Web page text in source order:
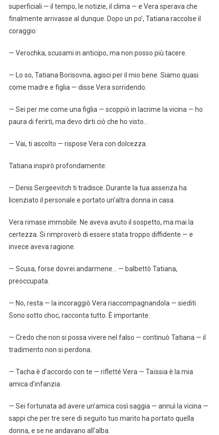
superficiali — il tempo, le notizie, il clima — e Vera sperava che
finalmente arrivasse al dunque. Dopo un po’, Tatiana raccolse il
coraggio:
— Verochka, scusami in anticipo, ma non posso più tacere.
— Lo so, Tatiana Borisovna, agisci per il mio bene. Siamo quasi
come madre e figlia — disse Vera sorridendo.
— Sei per me come una figlia — scoppiò in lacrime la vicina — ho
paura di ferirti, ma devo dirti ciò che ho visto…
— Vai, ti ascolto — rispose Vera con dolcezza.
Tatiana inspirò profondamente:
— Denis Sergeevitch ti tradisce. Durante la tua assenza ha
licenziato il personale e portato un’altra donna in casa.
Vera rimase immobile. Ne aveva avuto il sospetto, ma mai la
certezza. Si rimproverò di essere stata troppo diffidente — e
invece aveva ragione.
— Scusa, forse dovrei andarmene… — balbettò Tatiana,
preoccupata.
— No, resta — la incoraggiò Vera riaccompagnandola — siediti.
Sono sotto choc, racconta tutto. È importante.
— Credo che non si possa vivere nel falso — continuò Tatiana — il
tradimento non si perdona.
— Tacha è d’accordo con te — rifletté Vera — Taïssia è la mia
amica d’infanzia.
— Sei fortunata ad avere un’amica così saggia — annuì la vicina —
sappi che per tre sere di seguito tuo marito ha portato quella
donna, e se ne andavano all’alba.